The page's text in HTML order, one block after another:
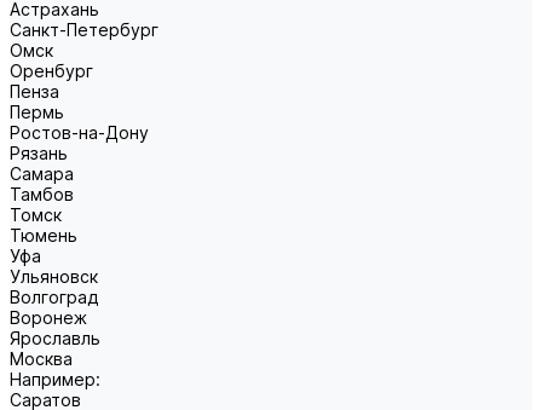
Астрахань
Санкт-Петербург
Омск
Оренбург
Пенза
Пермь
Ростов-на-Дону
Рязань
Самара
Тамбов
Томск
Тюмень
Уфа
Ульяновск
Волгоград
Воронеж
Ярославль
Москва
Например:
Саратов